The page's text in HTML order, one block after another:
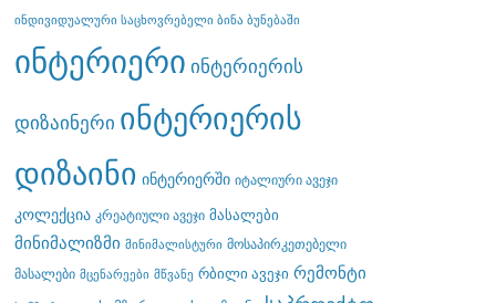
ინდივიდუალური საცხოვრებელი ბინა ბუნებაში
ინტერიერი ინტერიერის
დიზაინერი ინტერიერის
დიზაინი ინტერიერში იტალიური ავეჯი
კოლექცია კრეატიული ავეჯი მასალები
მინიმალიზმი მინიმალისტური მოსაპირკეთებელი
მასალები მცენარეები მწვანე რბილი ავეჯი რემონტი